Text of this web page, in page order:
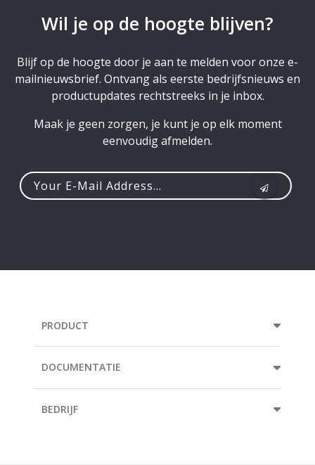
Wil je op de hoogte blijven?
Blijf op de hoogte door je aan te melden voor onze e-
mailnieuwsbrief. Ontvang als eerste bedrijfsnieuws en
productupdates rechtstreeks in je inbox.
Maak je geen zorgen, je kunt je op elk moment
eenvoudig afmelden.
PRODUCT
DOCUMENTATIE
BEDRIJF